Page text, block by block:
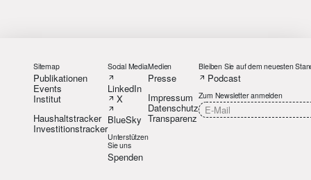
Sitemap
Publikationen
Events
Institut
Haushaltstracker
Investitionstracker
Social Media
LinkedIn
X
BlueSky
Unterstützen
Sie uns
Spenden
Medien
Presse
Impressum
Datenschutz
Transparenz
Bleiben Sie auf dem neuesten
Podcast
Zum Newsletter anmelden